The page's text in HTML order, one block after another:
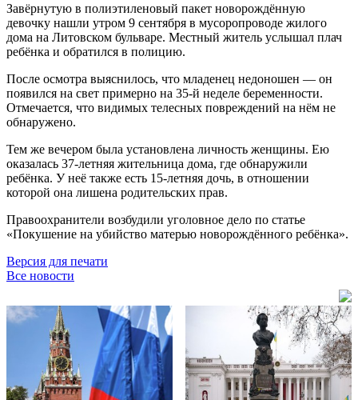
Завёрнутую в полиэтиленовый пакет новорождённую
девочку нашли утром 9 сентября в мусоропроводе жилого
дома на Литовском бульваре. Местный житель услышал плач
ребёнка и обратился в полицию.
После осмотра выяснилось, что младенец недоношен — он
появился на свет примерно на 35-й неделе беременности.
Отмечается, что видимых телесных повреждений на нём не
обнаружено.
Тем же вечером была установлена личность женщины. Ею
оказалась 37-летняя жительница дома, где обнаружили
ребёнка. У неё также есть 15-летняя дочь, в отношении
которой она лишена родительских прав.
Правоохранители возбудили уголовное дело по статье
«Покушение на убийство матерью новорождённого ребёнка».
Версия для печати
Все новости